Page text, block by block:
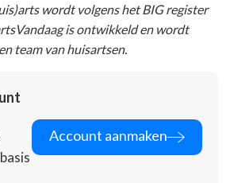
wordt volgens het BIG register
is ontwikkeld en wordt
team van huisartsen.
Account aanmaken